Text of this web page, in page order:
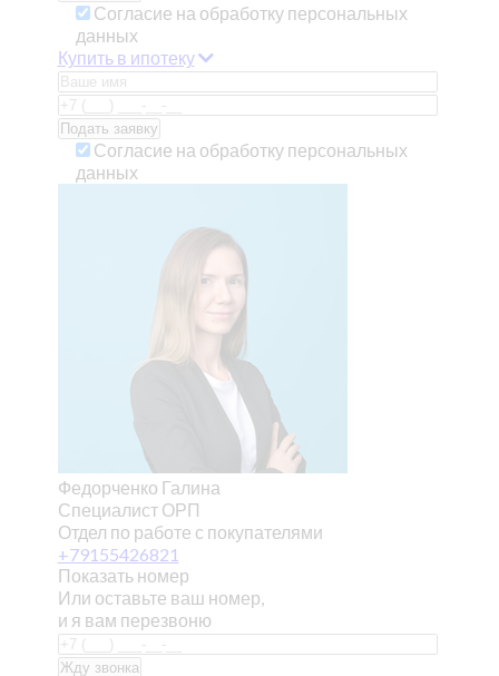
Согласие на обработку персональных
данных
Купить в ипотеку
Согласие на обработку персональных
данных
Федорченко Галина
Специалист ОРП
Отдел по работе с покупателями
+79155426821
Показать номер
Или оставьте ваш номер,
и я вам перезвоню